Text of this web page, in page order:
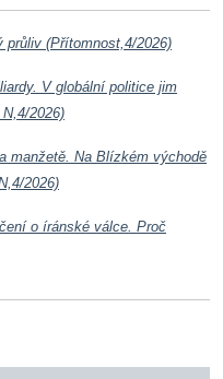
průliv (Přítomnost,4/2026)
V globální politice jim
2026)
manžetě. Na Blízkém východě
2026)
o íránské válce. Proč